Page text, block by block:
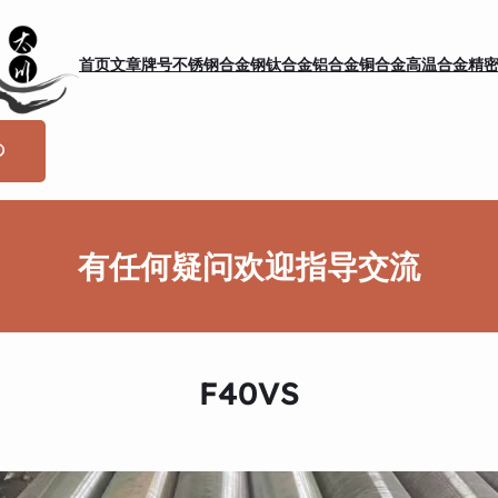
首页文章牌号不锈钢合金钢钛合金铝合金铜合金高温合金精
有任何疑问欢迎指导交流
F40VS